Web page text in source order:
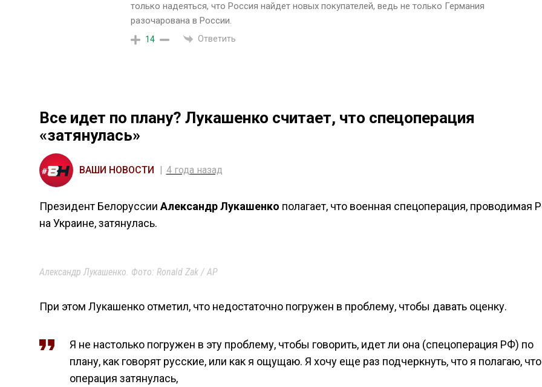
только надеяться, что Россия найдет новых покупателей, ведь не только Германия
разочарована в России.
14 Ответить
Все идет по плану? Лукашенко считает, что спецоперация
«затянулась»
ВАШИ НОВОСТИ 4 года назад
Президент БелоруссииАлександр Лукашенко полагает, что военная спецоперация, проводимая
на Украине, затянулась.
Александр Лукашенко. Фото: Ronald Zak / AP
При этом Лукашенко отметил, что недостаточно погружен в проблему, чтобы давать оценку.
Я не настолько погружен в эту проблему, чтобы говорить, идет ли она (спецоперация РФ) по
плану, как говорят русские, или как я ощущаю. Я хочу еще раз подчеркнуть, что я полагаю, что
операция затянулась,